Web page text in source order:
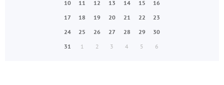
10
11 12 13 14 15
16
17
18 19 20 21 22
23
24
25 26 27 28 29
30
31
1 2 3 4 5 6